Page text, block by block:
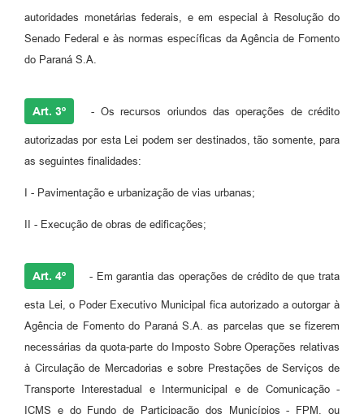
autoridades monetárias federais, e em especial à Resolução do
Senado Federal e às normas específicas da Agência de Fomento
do Paraná S.A.
Art. 3º - Os recursos oriundos das operações de crédito
autorizadas por esta Lei podem ser destinados, tão somente, para
as seguintes finalidades:
I - Pavimentação e urbanização de vias urbanas;
II - Execução de obras de edificações;
Art. 4º - Em garantia das operações de crédito de que trata
esta Lei, o Poder Executivo Municipal fica autorizado a outorgar à
Agência de Fomento do Paraná S.A. as parcelas que se fizerem
necessárias da quota-parte do Imposto Sobre Operações relativas
à Circulação de Mercadorias e sobre Prestações de Serviços de
Transporte Interestadual e Intermunicipal e de Comunicação -
ICMS e do Fundo de Participação dos Municípios - FPM, ou